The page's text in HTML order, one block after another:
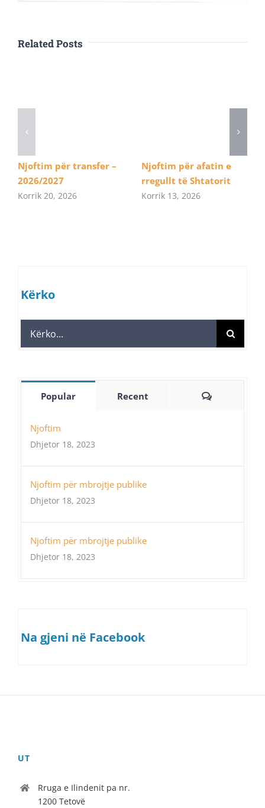
Related Posts
Njoftim për transfer –
2026/2027
Korrik 20, 2026
Njoftim për afatin e
rregullt të Shtatorit
Korrik 13, 2026
Kërko
Search
for:
Popular Recent Comments
Njoftim
Dhjetor 18, 2023
Njoftim për mbrojtje publike
Dhjetor 18, 2023
Njoftim për mbrojtje publike
Dhjetor 18, 2023
Na gjeni në Facebook
UT
Rruga e Ilindenit pa nr.
1200 Tetovë